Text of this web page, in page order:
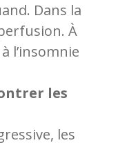
Dans la
À
l’insomnie
les
les